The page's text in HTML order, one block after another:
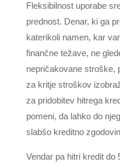
Fleksibilnost uporabe
prednost. Denar, ki ga
katerikoli namen, kar
finančne težave, ne
nepričakovane stroške,
za kritje stroškov
za pridobitev hitrega
pomeni, da lahko do
slabšo kreditno
Vendar pa hitri kredit do